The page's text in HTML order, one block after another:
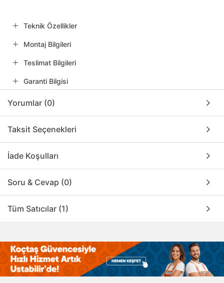
Teknik Özellikler
Montaj Bilgileri
Teslimat Bilgileri
Garanti Bilgisi
Yorumlar (0)
Taksit Seçenekleri
İade Koşulları
Soru & Cevap (0)
Tüm Satıcılar (1)